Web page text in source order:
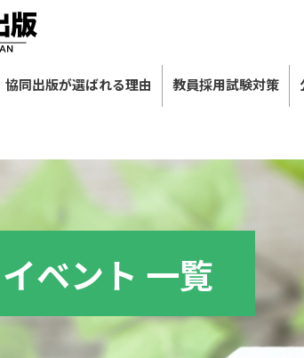
協同出版が選ばれる理由 教員採用試験対策
ベント 一覧